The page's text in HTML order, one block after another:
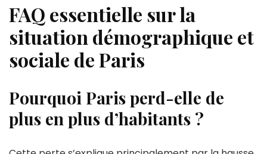
FAQ essentielle sur la
situation démographique et
sociale de Paris
Pourquoi Paris perd-elle de
plus en plus d’habitants ?